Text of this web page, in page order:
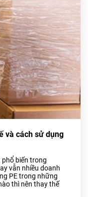
và cách sử dụng
phổ biến trong
vẫn nhiều doanh
PE trong những
thì nên thay thế